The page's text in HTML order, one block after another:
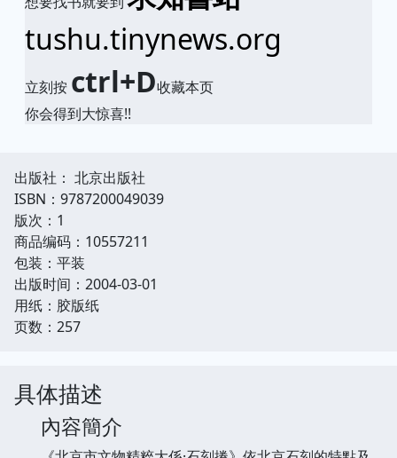
tushu.tinynews.org
立刻按 ctrl+D收藏本页
你会得到大惊喜!!
出版社： 北京出版社
ISBN：9787200049039
版次：1
商品编码：10557211
包装：平装
出版时间：2004-03-01
用纸：胶版纸
页数：257
具体描述
內容簡介